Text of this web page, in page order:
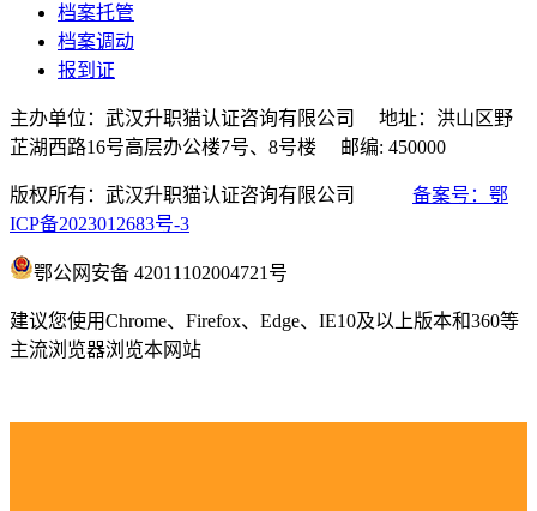
档案托管
档案调动
报到证
主办单位：武汉升职猫认证咨询有限公司 地址：洪山区野
芷湖西路16号高层办公楼7号、8号楼 邮编: 450000
版权所有：武汉升职猫认证咨询有限公司 备案号：鄂
ICP备2023012683号-3
鄂公网安备 42011102004721号
建议您使用Chrome、Firefox、Edge、IE10及以上版本和360等
主流浏览器浏览本网站